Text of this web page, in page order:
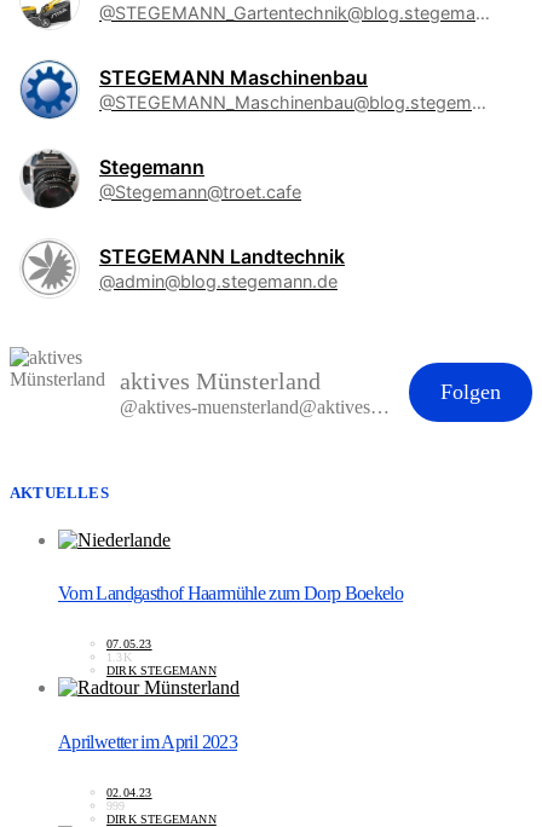
@STEGEMANN_Gartentechnik@blog.stegemann.de
STEGEMANN Maschinenbau
@STEGEMANN_Maschinenbau@blog.stegemann.de
Stegemann
@Stegemann@troet.cafe
STEGEMANN Landtechnik
@admin@blog.stegemann.de
aktives Münsterland
@aktives-muensterland@aktives-muensterland.de
Folgen
AKTUELLES
Vom Landgasthof Haarmühle zum Dorp Boekelo
07.05.23
1.3K
DIRK STEGEMANN
Aprilwetter im April 2023
02.04.23
999
DIRK STEGEMANN